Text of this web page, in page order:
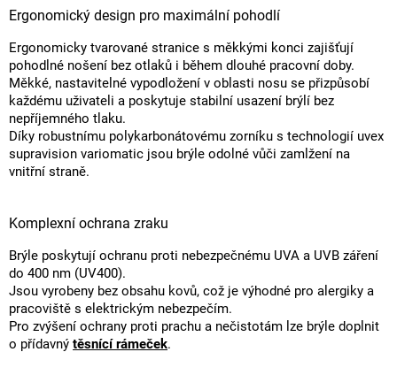
Ergonomický design pro maximální pohodlí
Ergonomicky tvarované stranice s měkkými konci zajišťují
pohodlné nošení bez otlaků i během dlouhé pracovní doby.
Měkké, nastavitelné vypodložení v oblasti nosu se přizpůsobí
každému uživateli a poskytuje stabilní usazení brýlí bez
nepříjemného tlaku.
Díky robustnímu polykarbonátovému zorníku s technologií uvex
supravision variomatic jsou brýle odolné vůči zamlžení na
vnitřní straně.
Komplexní ochrana zraku
Brýle poskytují ochranu proti nebezpečnému UVA a UVB záření
do 400 nm (UV400).
Jsou vyrobeny bez obsahu kovů, což je výhodné pro alergiky a
pracoviště s elektrickým nebezpečím.
Pro zvýšení ochrany proti prachu a nečistotám lze brýle doplnit
o přídavný těsnící rámeček.